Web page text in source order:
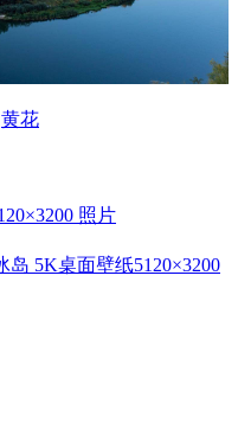
黄花
照片
岛 5K桌面壁纸5120×3200